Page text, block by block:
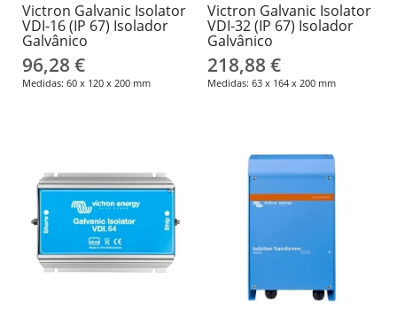
Victron Galvanic Isolator
VDI-16 (IP 67) Isolador
Galvânico
96,28 €
Medidas: 60 x 120 x 200 mm
Victron Galvanic Isolator
VDI-32 (IP 67) Isolador
Galvânico
218,88 €
Medidas: 63 x 164 x 200 mm